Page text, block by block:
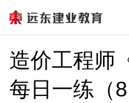
造价工程师
每日一练（